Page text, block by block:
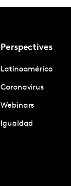
Perspectives
Latinoamérica
Coronavirus
Webinars
Igualdad